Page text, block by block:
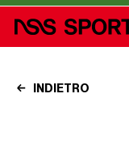
INDIETRO